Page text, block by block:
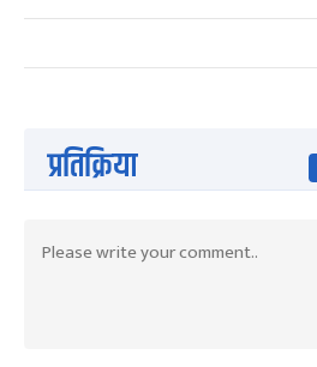
प्रतिक्रिया